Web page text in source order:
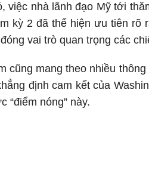
việc nhà lãnh đạo Mỹ tới
kỳ 2 đã thể hiện ưu tiên rõ
vai trò quan trọng các
cũng mang theo nhiều
định cam kết của
“điểm nóng” này.